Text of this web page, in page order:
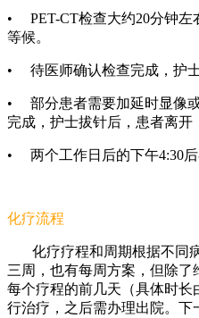
• PET-CT检查大约20分钟左
等候。
• 待医师确认检查完成，护士
• 部分患者需要加延时显像
完成，护士拔针后，患者离开
• 两个工作日后的下午4:30后
化疗流程
化疗疗程和周期根据不同
三周，也有每周方案，但除了
每个疗程的前几天（具体时
行治疗，之后需办理出院。